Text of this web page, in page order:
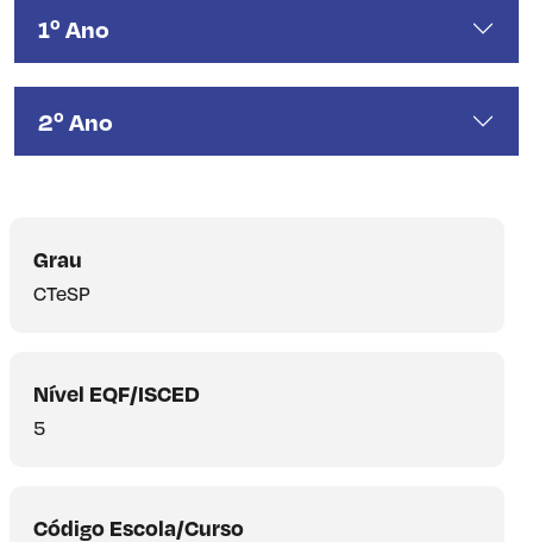
1º Ano
2º Ano
Grau
CTeSP
Nível EQF/ISCED
5
Código Escola/Curso